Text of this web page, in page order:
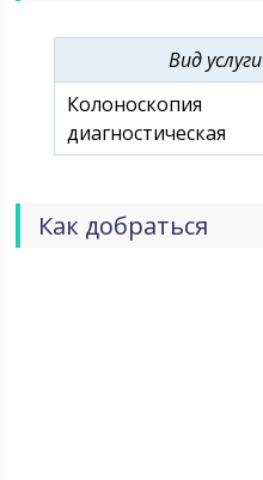
Вид услуги
Колоноскопия
диагностическая
Как добраться